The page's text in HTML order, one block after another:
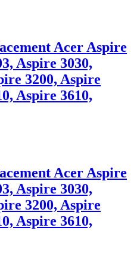
Acer Aspire
Aspire 3030,
3200, Aspire
Aspire 3610,
Acer Aspire
Aspire 3030,
3200, Aspire
Aspire 3610,